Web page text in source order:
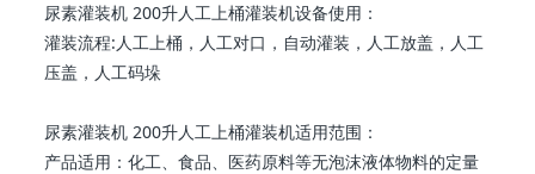
尿素灌装机 200升人工上桶灌装机设备使用：
灌装流程:人工上桶，人工对口，自动灌装，人工放盖，人工
压盖，人工码垛
尿素灌装机 200升人工上桶灌装机适用范围：
产品适用：化工、食品、医药原料等无泡沫液体物料的定量